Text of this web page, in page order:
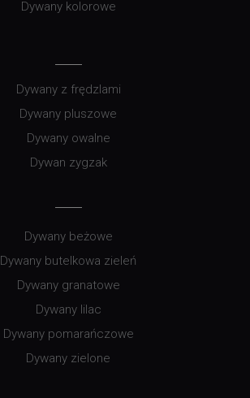
Dywany kolorowe
Dywany z frędzlami
Dywany pluszowe
Dywany owalne
Dywan zygzak
Dywany beżowe
Dywany butelkowa zieleń
Dywany granatowe
Dywany lilac
Dywany pomarańczowe
Dywany zielone